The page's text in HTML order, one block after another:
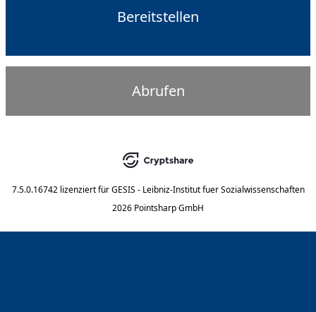
Bereitstellen
Abrufen
7.5.0.16742 lizenziert für GESIS - Leibniz-Institut fuer Sozialwissenschaften
2026 Pointsharp GmbH